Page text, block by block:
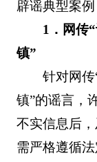
辟谣典型案例
1．网传
镇”
针对网
镇”的谣言，
不实信息后
需严格遵循